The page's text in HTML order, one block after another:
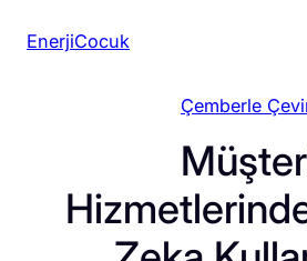
geçEnerjiCocuk
Çemberle